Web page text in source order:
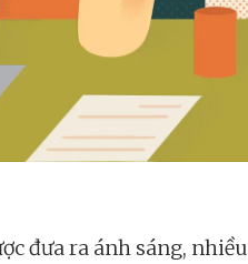
đưa ra ánh sáng, nhiều